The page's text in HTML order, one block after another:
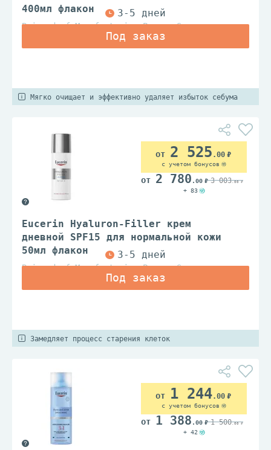
400мл флакон
Beiersdorf Manufacturing Poznan Sp.z.o.o.
Мягко очищает и эффективно удаляет избыток себума
Eucerin Hyaluron-Filler крем
дневной SPF15 для нормальной кожи
50мл флакон
Beiersdorf Manufacturing Poznan Sp.z.o.o.
2 525 .00
с учетом бонусов
2 780 .00 3 003.00
+ 83
Замедляет процесс старения клеток
1 244.00
с учетом бонусов
1 388 .00 1 500.00
+ 42